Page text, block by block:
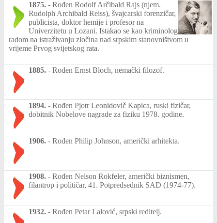
1875. - Rođen Rodolf Arčibald Rajs (njem.
Rudolph Archibald Reiss), švajcarski forenzičar,
publicista, doktor hemije i profesor na
Univerzitetu u Lozani. Istakao se kao kriminolog
radom na istraživanju zločina nad srpskim stanovništvom u
vrijeme Prvog svijetskog rata.
1885. - Rođen Ernst Bloch, nemački filozof.
1894. - Rođen Pjotr Leonidovič Kapica, ruski fizičar,
dobitnik Nobelove nagrade za fiziku 1978. godine.
1906. - Rođen Philip Johnson, američki arhitekta.
1908. - Rođen Nelson Rokfeler, američki biznismen,
filantrop i političar, 41. Potpredsednik SAD (1974-77).
1932. - Rođen Petar Lalović, srpski reditelj.